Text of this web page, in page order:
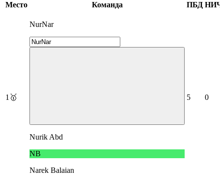
Место Команда ПБД
1 🥇
NurNar
Nurik Abd
NB
Narek Balaian
5 0